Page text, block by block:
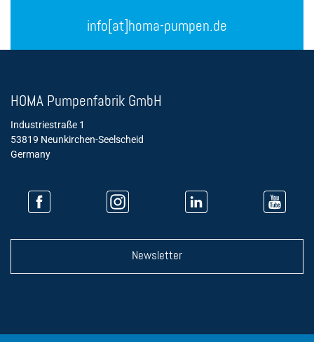
info[at]homa-pumpen.de
HOMA Pumpenfabrik GmbH
Industriestraße 1
53819 Neunkirchen-Seelscheid
Germany
Newsletter